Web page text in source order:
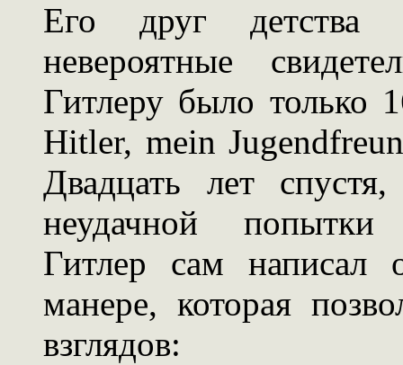
Его друг детства
невероятные
Гитлеру было только
Hitler, mein
Двадцать лет
неудачной попытки
Гитлер сам
манере, которая
взглядов: